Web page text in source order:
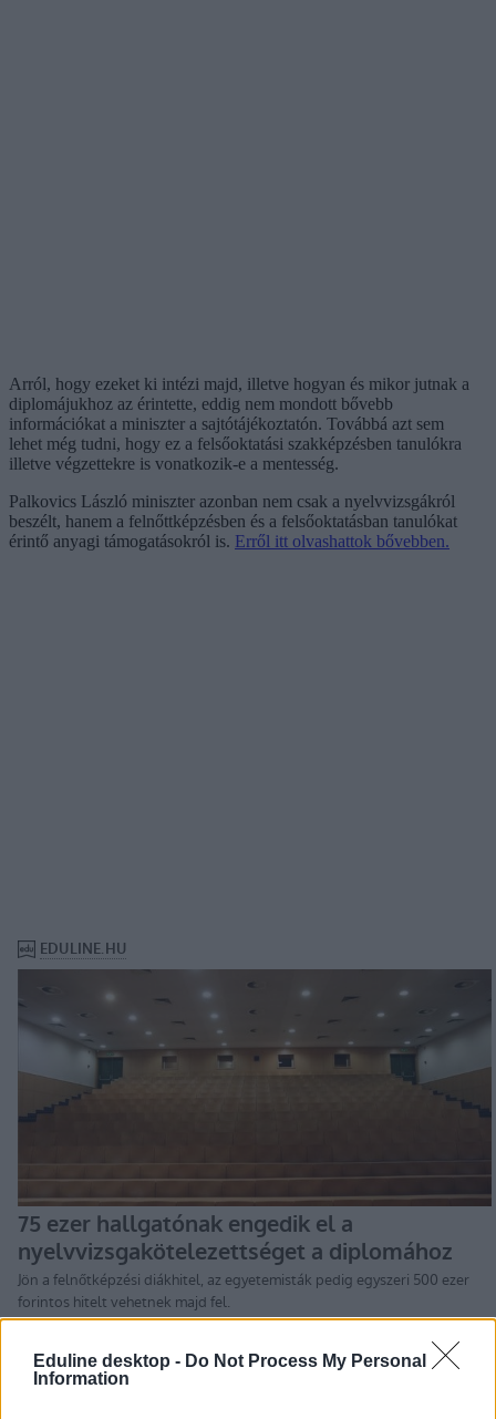
Eduline desktop - Do Not Process My Personal
Information
Arról, hogy ezeket ki intézi majd, illetve hogyan és mikor jutnak a
diplomájukhoz az érintette, eddig nem mondott bővebb
információkat a miniszter a sajtótájékoztatón. Továbbá azt sem
lehet még tudni, hogy ez a felsőoktatási szakképzésben tanulókra
illetve végzettekre is vonatkozik-e a mentesség.
Palkovics László miniszter azonban nem csak a nyelvvizsgákról
beszélt, hanem a felnőttképzésben és a felsőoktatásban tanulókat
érintő anyagi támogatásokról is. Erről itt olvashattok bővebben.